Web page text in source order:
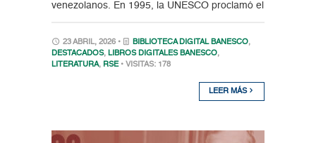
venezolanos. En 1995, la UNESCO proclamó el
23 ABRIL, 2026 • BIBLIOTECA DIGITAL BANESCO,
DESTACADOS, LIBROS DIGITALES BANESCO,
LITERATURA, RSE • VISITAS: 178
LEER MÁS